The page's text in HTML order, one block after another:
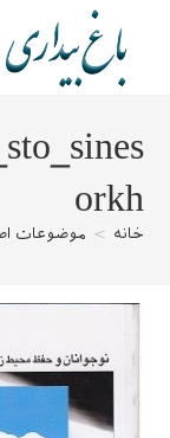
orkh
خانه > موضوعات